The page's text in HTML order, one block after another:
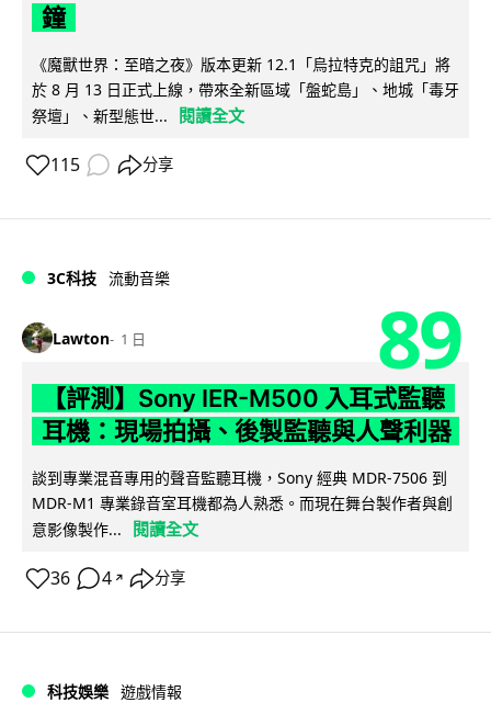
鐘
《魔獸世界：至暗之夜》版本更新 12.1「烏拉特克的詛咒」將
於 8 月 13 日正式上線，帶來全新區域「盤蛇島」、地城「毒牙
祭壇」、新型態世...
閱讀全文
115 分享
3C科技 流動音樂
Lawton 1 日 89
【評測】Sony IER-M500 入耳式監聽
耳機：現場拍攝、後製監聽與人聲利器
談到專業混音專用的聲音監聽耳機，Sony 經典 MDR-7506 到
MDR-M1 專業錄音室耳機都為人熟悉。而現在舞台製作者與創
意影像製作...
閱讀全文
36 4 ↗ 分享
科技娛樂 遊戲情報